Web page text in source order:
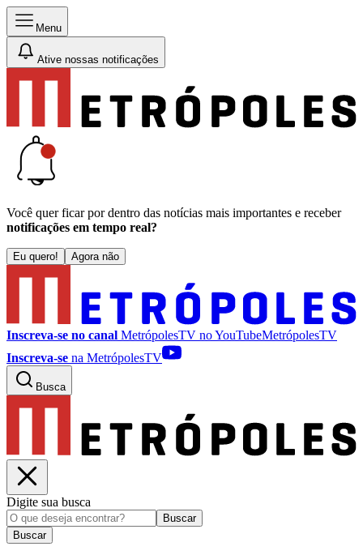
Menu
Ative nossas notificações
Você quer ficar por dentro das notícias mais importantes e receber
notificações em tempo real?
Eu quero! Agora não
Inscreva-se no canal MetrópolesTV noYouTubeMetrópolesTV
Inscreva-se na MetrópolesTV
Busca
Digite sua busca
Buscar
Buscar